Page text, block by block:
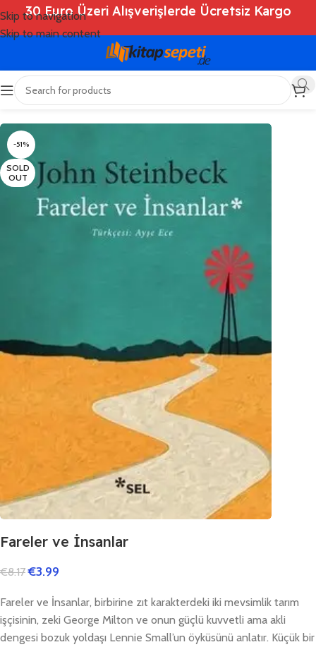
Skip to navigation
Skip to main content
30 Euro Üzeri Alışverişlerde Ücretsiz Kargo
Ana Sayfa Shop
-51%
SOLD
OUT
Fareler ve İnsanlar
€8.17 €3.99
Fareler ve İnsanlar, birbirine zıt karakterdeki iki mevsimlik tarım
işçisinin, zeki George Milton ve onun güçlü kuvvetli ama akli
dengesi bozuk yoldaşı Lennie Small’un öyküsünü anlatır. Küçük bir